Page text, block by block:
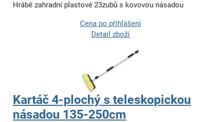
Hrábě zahradní plastové 23zubů s kovovou násadou
Cena po přihlášení
Detail zboží
Kartáč 4-plochý s teleskopickou
násadou 135-250cm